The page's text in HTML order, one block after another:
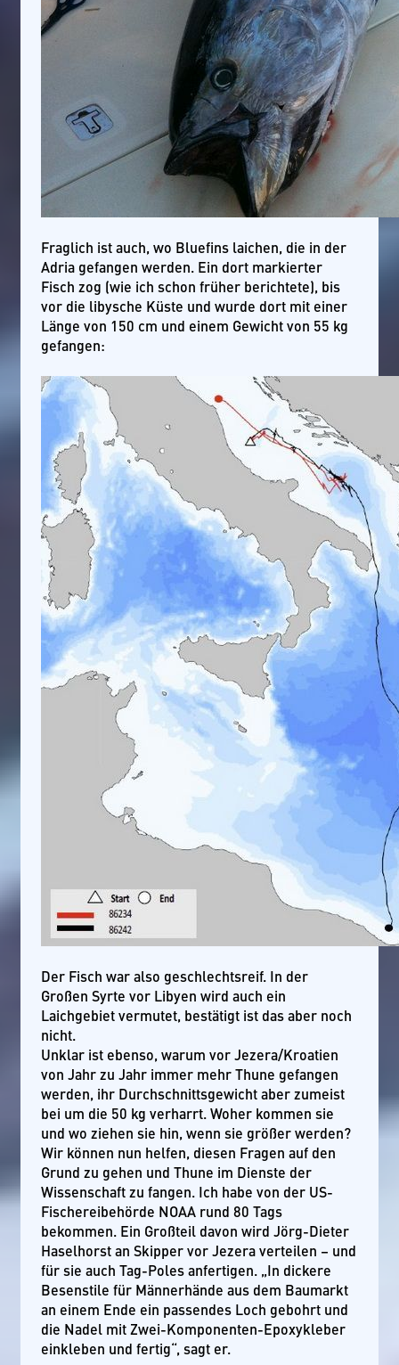
Fraglich ist auch, wo Bluefins laichen, die in der
Adria gefangen werden. Ein dort markierter
Fisch zog (wie ich schon früher berichtete), bis
vor die libysche Küste und wurde dort mit einer
Länge von 150 cm und einem Gewicht von 55 kg
gefangen:
Der Fisch war also geschlechtsreif. In der
Großen Syrte vor Libyen wird auch ein
Laichgebiet vermutet, bestätigt ist das aber noch
nicht.
Unklar ist ebenso, warum vor Jezera/Kroatien
von Jahr zu Jahr immer mehr Thune gefangen
werden, ihr Durchschnittsgewicht aber zumeist
bei um die 50 kg verharrt. Woher kommen sie
und wo ziehen sie hin, wenn sie größer werden?
Wir können nun helfen, diesen Fragen auf den
Grund zu gehen und Thune im Dienste der
Wissenschaft zu fangen. Ich habe von der US-
Fischereibehörde NOAA rund 80 Tags
bekommen. Ein Großteil davon wird Jörg-Dieter
Haselhorst an Skipper vor Jezera verteilen – und
für sie auch Tag-Poles anfertigen. „In dickere
Besenstile für Männerhände aus dem Baumarkt
an einem Ende ein passendes Loch gebohrt und
die Nadel mit Zwei-Komponenten-Epoxykleber
einkleben und fertig“, sagt er.